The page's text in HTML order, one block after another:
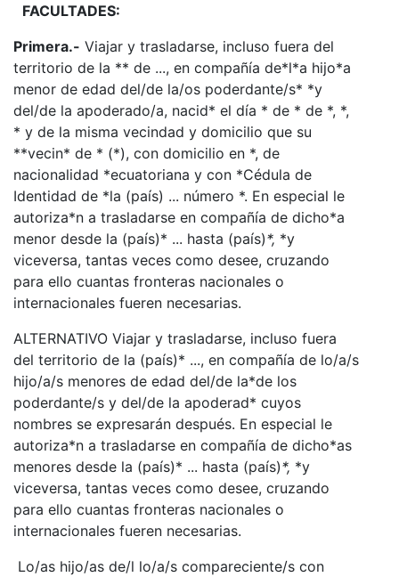
FACULTADES:
Primera.- Viajar y trasladarse, incluso fuera del
territorio de la ** de ..., en compañía de*l*a hijo*a
menor de edad del/de la/os poderdante/s* *y
del/de la apoderado/a, nacid* el día * de * de *, *,
* y de la misma vecindad y domicilio que su
**vecin* de * (*), con domicilio en *, de
nacionalidad *ecuatoriana y con *Cédula de
Identidad de *la (país) ... número *. En especial le
autoriza*n a trasladarse en compañía de dicho*a
menor desde la (país)* ... hasta (país)*, *y
viceversa, tantas veces como desee, cruzando
para ello cuantas fronteras nacionales o
internacionales fueren necesarias.
ALTERNATIVO Viajar y trasladarse, incluso fuera
del territorio de la (país)* ..., en compañía de lo/a/s
hijo/a/s menores de edad del/de la*de los
poderdante/s y del/de la apoderad* cuyos
nombres se expresarán después. En especial le
autoriza*n a trasladarse en compañía de dicho*as
menores desde la (país)* ... hasta (país)*, *y
viceversa, tantas veces como desee, cruzando
para ello cuantas fronteras nacionales o
internacionales fueren necesarias.
Lo/as hijo/as de/l lo/a/s compareciente/s con